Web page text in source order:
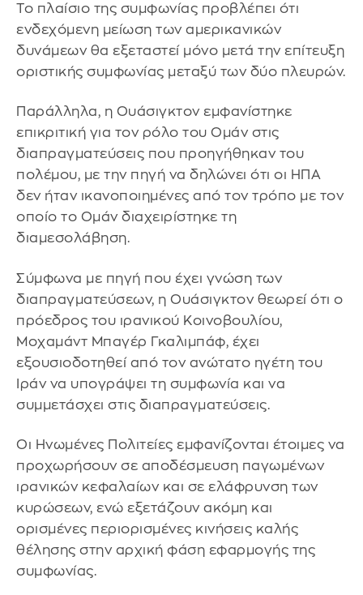
Το πλαίσιο της συμφωνίας προβλέπει ότι
ενδεχόμενη μείωση των αμερικανικών
δυνάμεων θα εξεταστεί μόνο μετά την επίτευξη
οριστικής συμφωνίας μεταξύ των δύο πλευρών.
Παράλληλα, η Ουάσιγκτον εμφανίστηκε
επικριτική για τον ρόλο του Ομάν στις
διαπραγματεύσεις που προηγήθηκαν του
πολέμου, με την πηγή να δηλώνει ότι οι ΗΠΑ
δεν ήταν ικανοποιημένες από τον τρόπο με τον
οποίο το Ομάν διαχειρίστηκε τη
διαμεσολάβηση.
Σύμφωνα με πηγή που έχει γνώση των
διαπραγματεύσεων, η Ουάσιγκτον θεωρεί ότι ο
πρόεδρος του ιρανικού Κοινοβουλίου,
Μοχαμάντ Μπαγέρ Γκαλιμπάφ, έχει
εξουσιοδοτηθεί από τον ανώτατο ηγέτη του
Ιράν να υπογράψει τη συμφωνία και να
συμμετάσχει στις διαπραγματεύσεις.
Οι Ηνωμένες Πολιτείες εμφανίζονται έτοιμες να
προχωρήσουν σε αποδέσμευση παγωμένων
ιρανικών κεφαλαίων και σε ελάφρυνση των
κυρώσεων, ενώ εξετάζουν ακόμη και
ορισμένες περιορισμένες κινήσεις καλής
θέλησης στην αρχική φάση εφαρμογής της
συμφωνίας.